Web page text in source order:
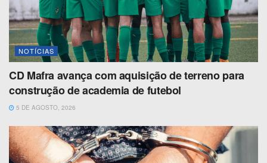
NOTÍCIAS
CD Mafra avança com aquisição de terreno para
construção de academia de futebol
5 DE AGOSTO, 2026